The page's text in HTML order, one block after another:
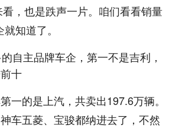
，也是跌声一片。咱们看看销量
知道了。
一的是上汽，共卖出197.6万辆。
车五菱、宝骏都纳进去了，不然